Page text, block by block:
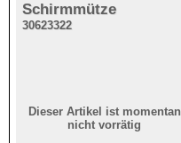
Schirmmütze
30623322
Dieser Artikel ist momentan
nicht vorrätig